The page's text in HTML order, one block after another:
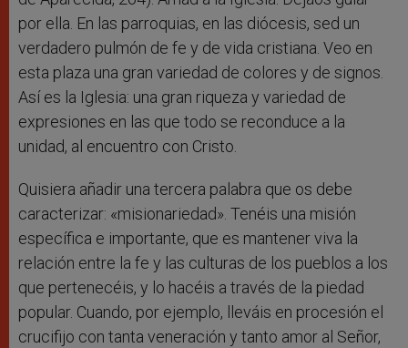
por ella. En las parroquias, en las diócesis, sed un
verdadero pulmón de fe y de vida cristiana. Veo en
esta plaza una gran variedad de colores y de signos.
Así es la Iglesia: una gran riqueza y variedad de
expresiones en las que todo se reconduce a la
unidad, al encuentro con Cristo.
Quisiera añadir una tercera palabra que os debe
caracterizar: «misionariedad». Tenéis una misión
específica e importante, que es mantener viva la
relación entre la fe y las culturas de los pueblos a los
que pertenecéis, y lo hacéis a través de la piedad
popular. Cuando, por ejemplo, lleváis en procesión el
crucifijo con tanta veneración y tanto amor al Señor,